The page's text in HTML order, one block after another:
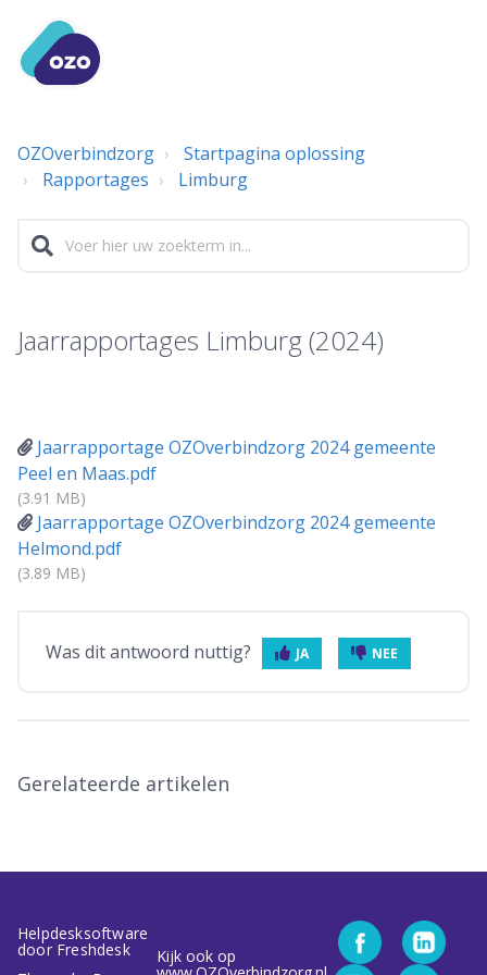
OZOverbindzorg
Startpagina oplossing
Rapportages
Limburg
Jaarrapportages Limburg (2024)
Jaarrapportage OZOverbindzorg 2024 gemeente
Peel en Maas.pdf
(3.91 MB)
Jaarrapportage OZOverbindzorg 2024 gemeente
Helmond.pdf
(3.89 MB)
Was dit antwoord nuttig? JA NEE
Gerelateerde artikelen
Helpdesksoftware
door Freshdesk
Kijk ook op